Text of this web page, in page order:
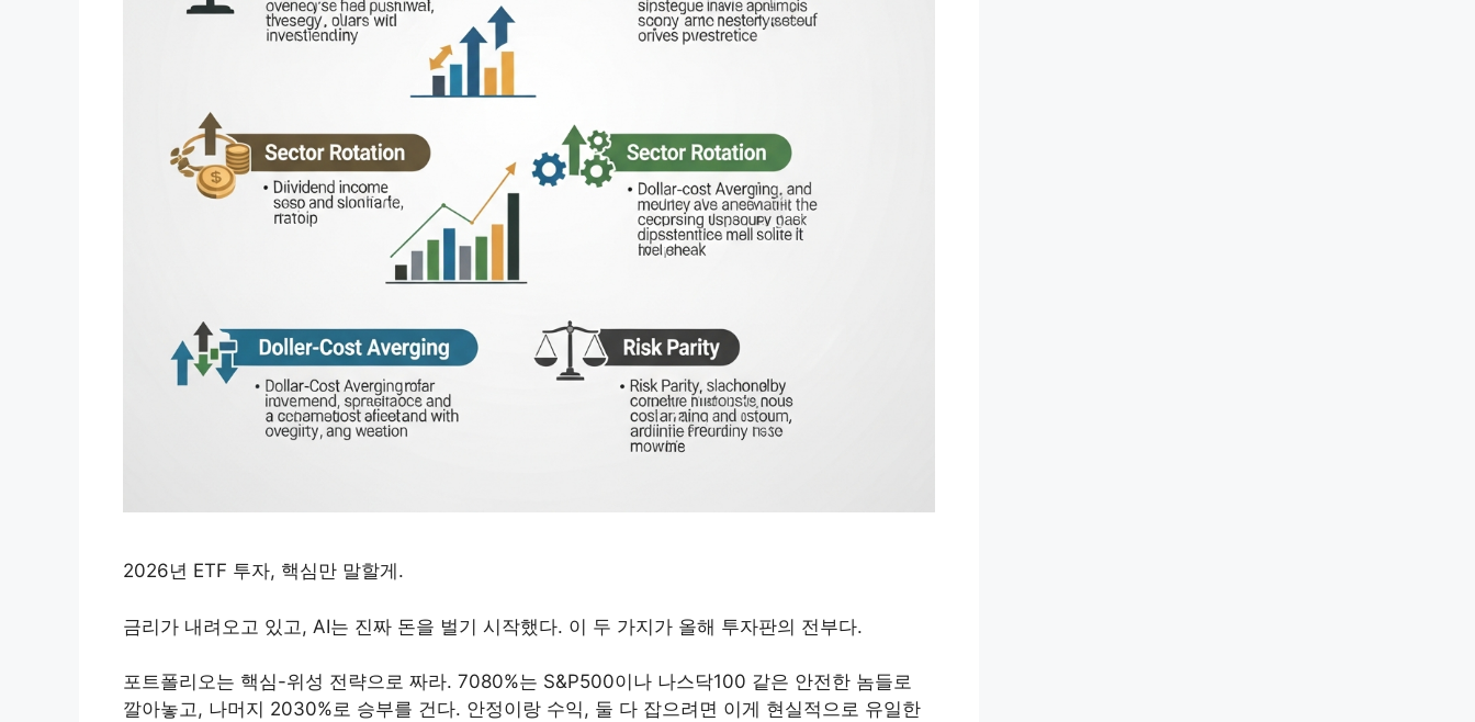
2026년 ETF 투자, 핵심만 말할게.
금리가 내려오고 있고, AI는 진짜 돈을 벌기 시작했다. 이 두 가지가 올해 투자판의 전부다.
포트폴리오는 핵심-위성 전략으로 짜라. 7080%는 S&P500이나 나스닥100 같은 안전한 놈들로
깔아놓고, 나머지 2030%로 승부를 건다. 안정이랑 수익, 둘 다 잡으려면 이게 현실적으로 유일한